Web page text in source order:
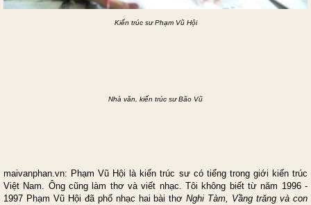
Kiến trúc sưPhạm Vũ Hội
Nhà văn, kiến trúc sư Bão Vũ
maivanphan.vn: Phạm Vũ Hội là kiến trúc sư có tiếng trong giới kiến trúc
Việt Nam. Ông cũng làm thơ và viết nhạc. Tôi không biết từ năm 1996 -
1997 Phạm Vũ Hội đã phổ nhạc hai bài thơNghi Tàm, Vầng trăng và con